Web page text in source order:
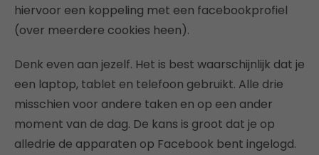
hiervoor een koppeling met een facebookprofiel
(over meerdere cookies heen).
Denk even aan jezelf. Het is best waarschijnlijk dat je
een laptop, tablet en telefoon gebruikt. Alle drie
misschien voor andere taken en op een ander
moment van de dag. De kans is groot dat je op
alledrie de apparaten op Facebook bent ingelogd.